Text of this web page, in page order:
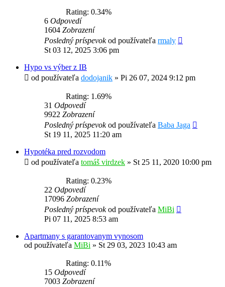
Rating: 0.34%
6 Odpovedí
1604 Zobrazení
Posledný príspevokod používateľa rmaly
St 03 12, 2025 3:06 pm
Hypo vs výber z IB
od používateľa dodojanik » Pi 26 07, 2024 9:12 pm
Rating: 1.69%
31 Odpovedí
9922 Zobrazení
Posledný príspevokod používateľa Baba Jaga
St 19 11, 2025 11:20 am
Hypotéka pred rozvodom
od používateľa tomáš virdzek » St 25 11, 2020 10:00 pm
Rating: 0.23%
22 Odpovedí
17096 Zobrazení
Posledný príspevokod používateľa MiBi
Pi 07 11, 2025 8:53 am
Apartmany s garantovanym vynosom
od používateľa MiBi » St 29 03, 2023 10:43 am
Rating: 0.11%
15 Odpovedí
7003 Zobrazení